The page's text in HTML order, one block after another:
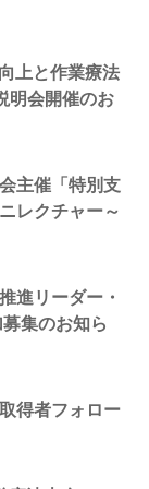
上と作業療法
明会開催のお
主催「特別支
レクチャー～
進リーダー・
集のお知ら
得者フォロー